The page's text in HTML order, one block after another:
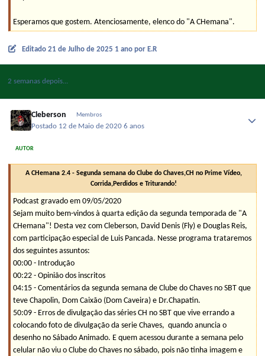
Esperamos que gostem. Atenciosamente, elenco do "A CHemana".
Editado 21 de Julho de 2025 1 ano por E.R
2 semanas depois...
Cleberson Membros
Postado 12 de Maio de 20206 anos
AUTOR
A CHemana 2.4 - Segunda semana do Clube do Chaves,CH no Prime Vídeo,
Corrida,Perdidos e Triturando!
Podcast gravado em 09/05/2020
Sejam muito bem-vindos à quarta edição da segunda temporada de "A
CHemana"! Desta vez com Cleberson, David Denis (Fly) e Douglas Reis,
com participação especial de Luis Pancada. Nesse programa trataremos
dos seguintes assuntos:
00:00 - Introdução
00:22 - Opinião dos inscritos
04:15 - Comentários da segunda semana de Clube do Chaves no SBT que
teve Chapolin, Dom Caixão (Dom Caveira) e Dr.Chapatin.
50:09 - Erros de divulgação das séries CH no SBT que vive errando a
colocando foto de divulgação da serie Chaves, quando anuncia o
desenho no Sábado Animado. E quem acessou durante a semana pelo
celular não viu o Clube do Chaves no sábado, pois não tinha imagem e